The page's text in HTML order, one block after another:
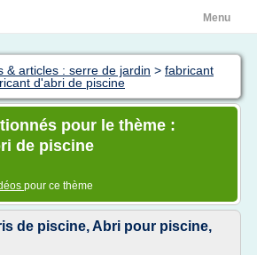
Menu
& articles : serre de jardin > fabricant
d'abri de piscine
pour le thème :
de piscine
pour ce thème
de piscine, Abri pour piscine,